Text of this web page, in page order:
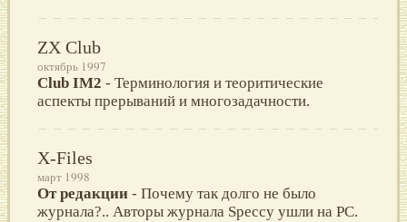
ZX Club
октябрь 1997
Club IM2 - Терминология и теоритические
аспекты прерываний и многозадачности.
X-Files
март 1998
От редакции - Почему так долго не было
журнала?.. Авторы журнала Speccy ушли на PC.